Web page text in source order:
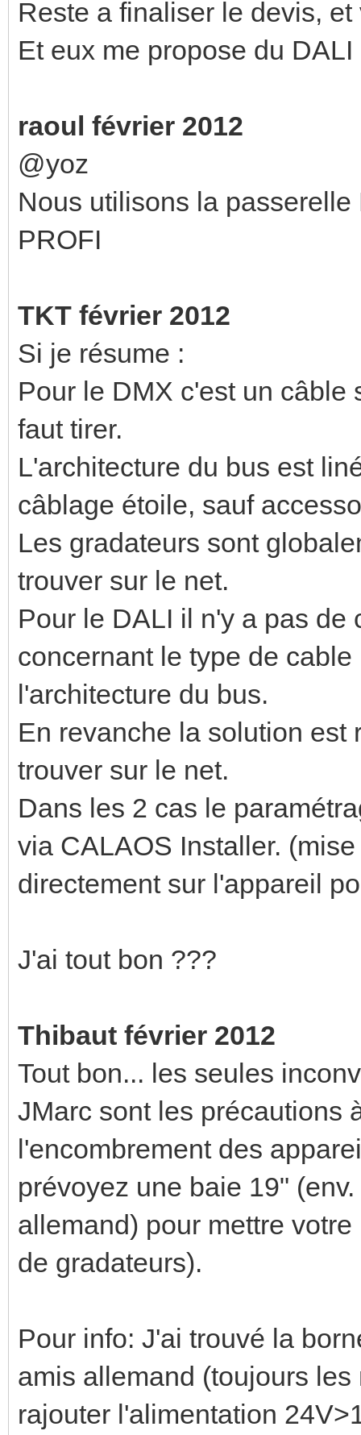
Reste a finaliser le devis,
Et eux me propose du
raoul février 2012
@yoz
Nous utilisons la
PROFI
TKT février 2012
Si je résume :
Pour le DMX c'est un
faut tirer.
L'architecture du bus est
câblage étoile, sauf
Les gradateurs sont
trouver sur le net.
Pour le DALI il n'y a pas de
concernant le type de
l'architecture du bus.
En revanche la solution est
trouver sur le net.
Dans les 2 cas le
via CALAOS Installer.
directement sur l'appareil
J'ai tout bon ???
Thibaut février 2012
Tout bon... les seules
JMarc sont les précautions
l'encombrement des
prévoyez une baie 19"
allemand) pour mettre
de gradateurs).
Pour info: J'ai trouvé la
amis allemand (toujours
rajouter l'alimentation